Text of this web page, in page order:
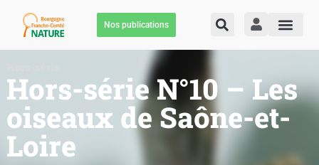
Nos publications
Hors-série N°10 – Les
oiseaux de Saône-et-
Loire